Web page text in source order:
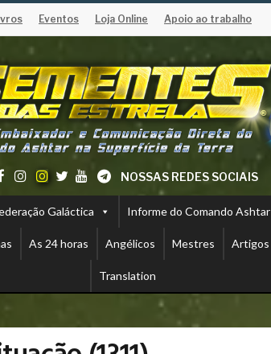
Eventos Loja Online Apoio ao trabalho
NOSSAS REDES SOCIAIS
Galáctica Informe do Comando Ashtar
As 24 horas Angélicos Mestres Artigos
Translation